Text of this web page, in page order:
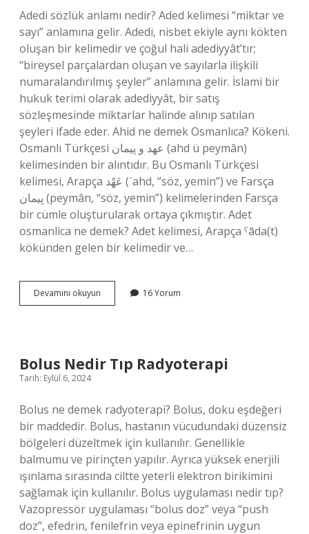
Adedi sözlük anlamı nedir? Aded kelimesi “miktar ve
sayı” anlamına gelir. Adedi, nisbet ekiyle aynı kökten
oluşan bir kelimedir ve çoğul hali adediyyât’tır;
“bireysel parçalardan oluşan ve sayılarla ilişkili
numaralandırılmış şeyler” anlamına gelir. İslami bir
hukuk terimi olarak adediyyât, bir satış
sözleşmesinde miktarlar halinde alınıp satılan
şeyleri ifade eder. Ahid ne demek Osmanlıca? Kökeni.
Osmanlı Türkçesi عهد و پیمان‎ (ahd ü peymân)
kelimesinden bir alıntıdır. Bu Osmanlı Türkçesi
kelimesi, Arapça عَهْد‎ (ʿahd, “söz, yemin”) ve Farsça
ڀيمان‎ (peymân, “söz, yemin”) kelimelerinden Farsça
bir cümle oluşturularak ortaya çıkmıştır. Adet
osmanlica ne demek? Adet kelimesi, Arapça ˁāda(t)
kökünden gelen bir kelimedir ve…
Devamını okuyun
Ne
16 Yorum
Bolus Nedir Tıp Radyoterapi
Tarih: Eylül 6, 2024
Bolus ne demek radyoterapi? Bolus, doku eşdeğeri
bir maddedir. Bolus, hastanın vücudundaki düzensiz
bölgeleri düzeltmek için kullanılır. Genellikle
balmumu ve pirinçten yapılır. Ayrıca yüksek enerjili
ışınlama sırasında ciltte yeterli elektron birikimini
sağlamak için kullanılır. Bolus uygulaması nedir tıp?
Vazopressör uygulaması “bolus doz” veya “push
doz”, efedrin, fenilefrin veya epinefrinin uygun